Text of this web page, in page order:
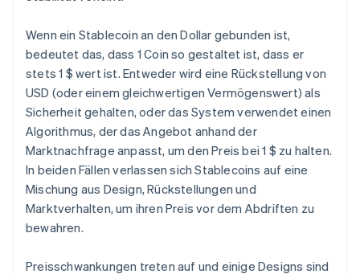
Wenn ein Stablecoin an den Dollar gebunden ist,
bedeutet das, dass 1 Coin so gestaltet ist, dass er
stets 1 $ wert ist. Entweder wird eine Rückstellung von
USD (oder einem gleichwertigen Vermögenswert) als
Sicherheit gehalten, oder das System verwendet einen
Algorithmus, der das Angebot anhand der
Marktnachfrage anpasst, um den Preis bei 1 $ zu halten.
In beiden Fällen verlassen sich Stablecoins auf eine
Mischung aus Design, Rückstellungen und
Marktverhalten, um ihren Preis vor dem Abdriften zu
bewahren.
Preisschwankungen treten auf und einige Designs sind